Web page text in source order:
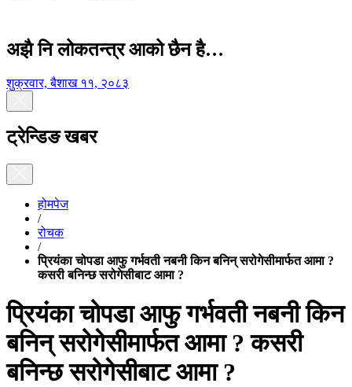
अझै नि लोकतन्त्र आको छैन है…
शुक्रवार, बैशाख ११, २०८३
ट्रेन्डिङ खबर
होमपेज
/
रोचक
/
प्रियंका चोपडा आफु गर्भवती नबनी किन बनिन् सरोगेसीमार्फत आमा ?
कसरी बनिन्छ सरोगेसीबाट आमा ?
प्रियंका चोपडा आफु गर्भवती नबनी किन
बनिन् सरोगेसीमार्फत आमा ? कसरी
बनिन्छ सरोगेसीबाट आमा ?